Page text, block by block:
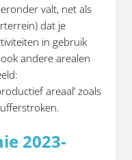
valt, net als
dat je
in gebruik
andere arealen
areaal’ zoals
2023-